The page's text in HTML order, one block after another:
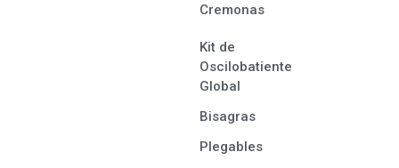
Cremonas
Kit de
Oscilobatiente
Global
Bisagras
Plegables